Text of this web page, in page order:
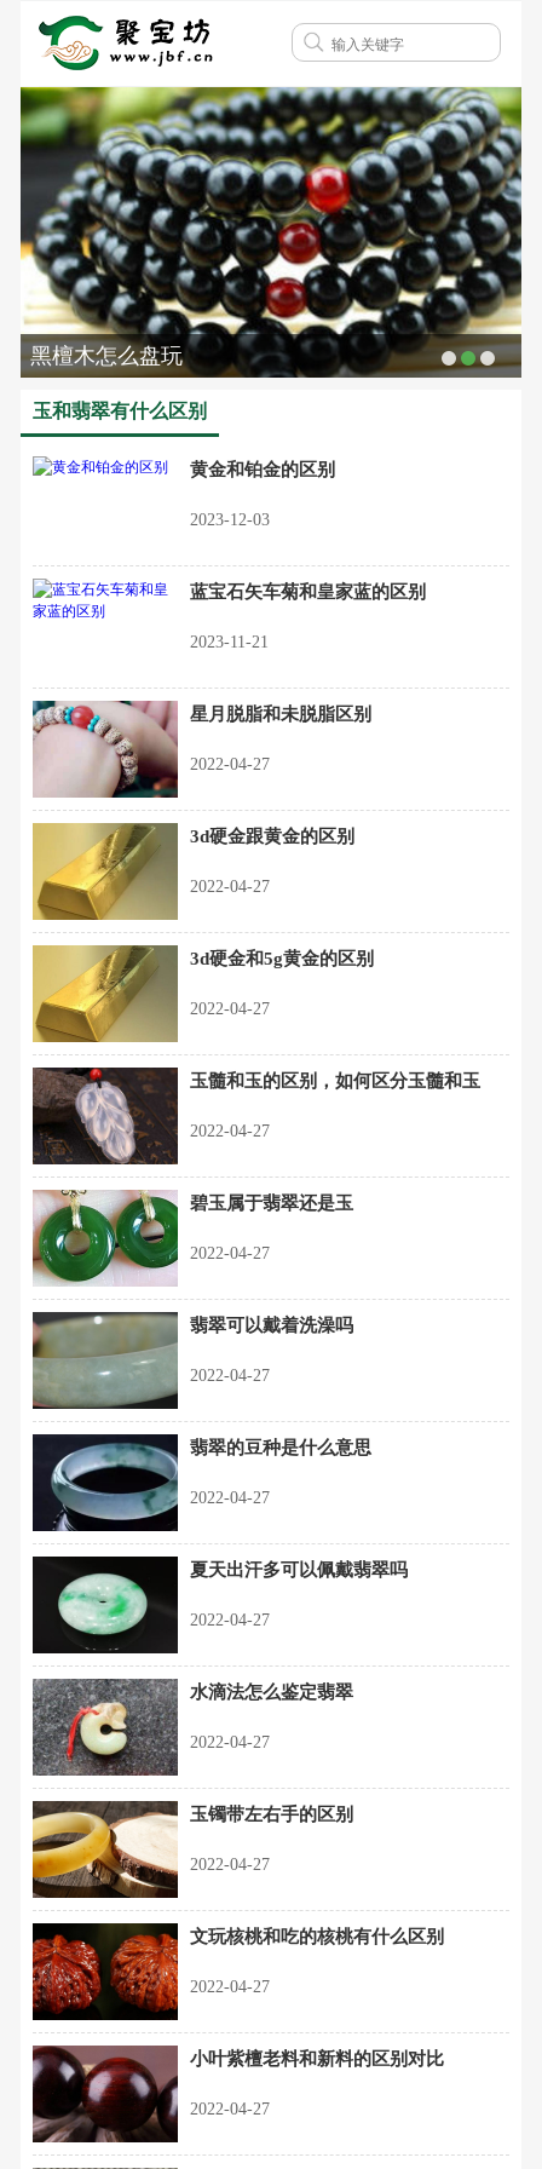
黑檀木怎么盘玩
玉和翡翠有什么区别
黄金和铂金的区别
2023-12-03
蓝宝石矢车菊和皇家蓝的区别
2023-11-21
星月脱脂和未脱脂区别
2022-04-27
3d硬金跟黄金的区别
2022-04-27
3d硬金和5g黄金的区别
2022-04-27
玉髓和玉的区别，如何区分玉髓和玉
2022-04-27
碧玉属于翡翠还是玉
2022-04-27
翡翠可以戴着洗澡吗
2022-04-27
翡翠的豆种是什么意思
2022-04-27
夏天出汗多可以佩戴翡翠吗
2022-04-27
水滴法怎么鉴定翡翠
2022-04-27
玉镯带左右手的区别
2022-04-27
文玩核桃和吃的核桃有什么区别
2022-04-27
小叶紫檀老料和新料的区别对比
2022-04-27